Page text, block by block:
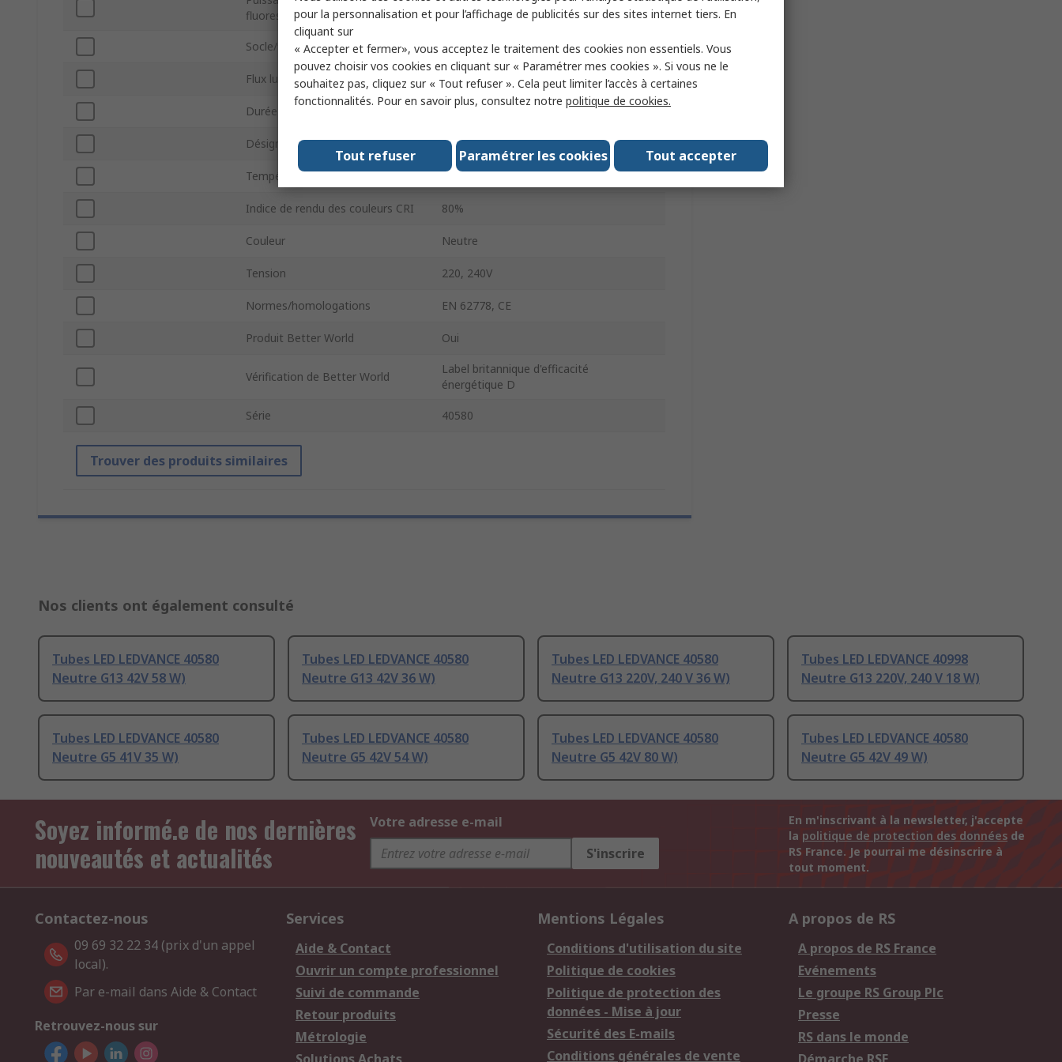
fluorescente
18W
Socle/fiche femelle de lampe G13
Flux lumineux 1100lm
Durée de vie 100000h
Désignation de lampe T8
Température de couleur 4000k
Indice de rendu des couleurs CRI 80%
Couleur Neutre
Tension 220, 240V
Normes/homologations EN 62778, CE
Produit Better World Oui
Vérification de Better World
Label britannique d'efficacité
énergétique D
Série 40580
Trouver des produits similaires
Nos clients ont également consulté
Tubes LED LEDVANCE 40580
Neutre G13 42V 58 W)
Tubes LED LEDVANCE 40580
Neutre G13 42V 36 W)
Tubes LED LEDVANCE 40580
Neutre G13 220V, 240 V 36 W)
Tubes LED LEDVANCE 40998
Neutre G13 220V, 240 V 18 W)
Tubes LED LEDVANCE 40580
Neutre G5 41V 35 W)
Tubes LED LEDVANCE 40580
Neutre G5 42V 54 W)
Tubes LED LEDVANCE 40580
Neutre G5 42V 80 W)
Tubes LED LEDVANCE 40580
Neutre G5 42V 49 W)
Soyez informé.e de nos dernières
nouveautés et actualités
Votre adresse e-mail
S'inscrire
En m'inscrivant à la newsletter, j'accepte
la politique de protection des données de
RS France. Je pourrai me désinscrire à
tout moment.
Contactez-nous
09 69 32 22 34 (prix d'un appel
local).
Par e-mail dans Aide & Contact
Retrouvez-nous sur
Services
Aide & Contact
Ouvrir un compte professionnel
Suivi de commande
Retour produits
Métrologie
Mentions Légales
Conditions d'utilisation du site
Politique de cookies
Politique de protection des
données - Mise à jour
Sécurité des E-mails
Conditions générales de vente
A propos de RS
A propos de RS France
Evénements
Le groupe RS Group Plc
Presse
RS dans le monde
pour la personnalisation et pour l’affichage de publicités sur des sites internet tiers. En
cliquant sur
« Accepter et fermer», vous acceptez le traitement des cookies non essentiels. Vous
pouvez choisir vos cookies en cliquant sur « Paramétrer mes cookies ». Si vous ne le
souhaitez pas, cliquez sur « Tout refuser ». Cela peut limiter l’accès à certaines
fonctionnalités. Pour en savoir plus, consultez notre politique de cookies.
Tout accepter
Paramétrer les cookies
Tout refuser